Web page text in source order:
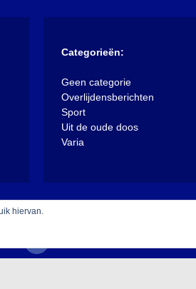
Categorieën:
Geen categorie
Overlijdensberichten
Sport
Uit de oude doos
Varia
hiervan.